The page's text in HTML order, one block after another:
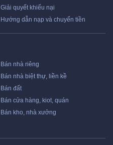
Giải quyết khiếu nại
Hướng dẫn nạp và chuyển tiền
Bán nhà riêng
Bán nhà biệt thự, liền kề
Bán đất
Bán cửa hàng, kiot, quán
Bán kho, nhà xưởng